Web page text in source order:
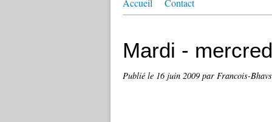
Accueil Contact
Mardi -
Publié le 16 juin 2009 par Francois-